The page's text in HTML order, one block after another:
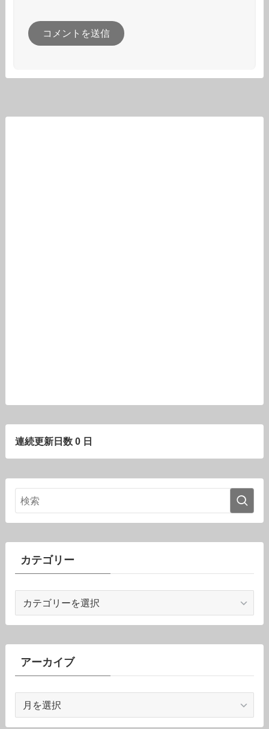
連続更新日数 0 日
カテゴリー
ゴ
リ
ーアーカイブ